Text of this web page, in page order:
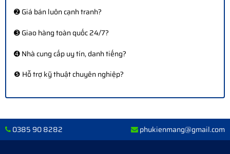
➋ Giá bán luôn cạnh tranh?
➌ Giao hàng toàn quốc 24/7?
➍ Nhà cung cấp uy tín, danh tiếng?
❺ Hỗ trợ kỹ thuật chuyên nghiệp?
0385 90 8282 phukienmang@gmail.com